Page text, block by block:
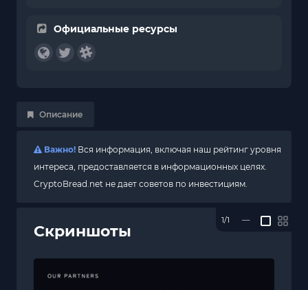
Официальные ресурсы
Описание
Важно! Вся информация, включая наш рейтинг уровня
интереса, предоставляется в информационных целях.
CryptoBread.net не дает советов по инвестициям.
Скриншоты
1/1 —